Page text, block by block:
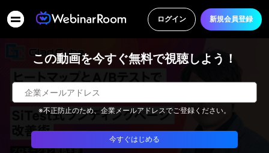
ログイン 新規会員登録
この動画を今すぐ無料で視聴しよう！
※不正防止のため、企業メールアドレスでご登録ください。
今すぐはじめる